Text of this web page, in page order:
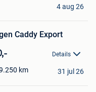
4 aug 26
Caddy Export
Details
km 31 jul 26